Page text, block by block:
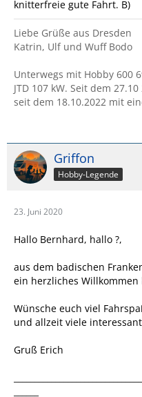
knitterfreie gute Fahrt. B)
Liebe Grüße aus Dresden
Katrin, Ulf und Wuff Bodo
Unterwegs mit Hobby 600
JTD 107 kW. Seit dem
seit dem 18.10.2022 mit
Griffon
Hobby-Legende
23. Juni 2020
Hallo Bernhard, hallo ?,
aus dem badischen
ein herzliches
Wünsche euch viel
und allzeit viele
Gruß Erich